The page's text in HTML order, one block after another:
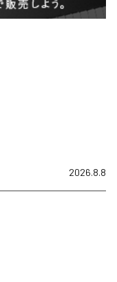
2026.8.8